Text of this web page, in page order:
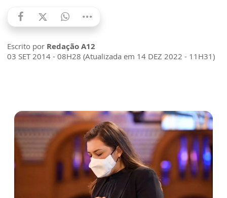
Escrito por Redação A12
03 SET 2014 - 08H28 (Atualizada em 14 DEZ 2022 - 11H31)